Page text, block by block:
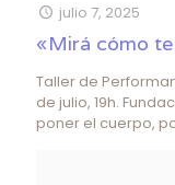
julio 7, 2025
«Mirá cómo
Taller de
de julio, 19h.
poner el cuerpo,